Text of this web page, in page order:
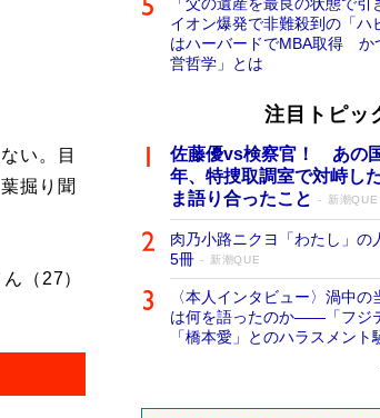
い。目
掘り聞
（27）
イオン爆発で非難殺到の「ハ
はハーバードでMBA取得 か
営哲学」とは
注目トピッ
佐藤優vs検察官！ あの
年、特捜取調室で対峙し
ま語り合ったこと
新潮QUE
肉乃小路ニクヨ「わたし」の
5冊
新潮QUE
〈本人インタビュー〉渦中の
は何を語ったのか――「フジ
「橋本愛」とのハラスメント